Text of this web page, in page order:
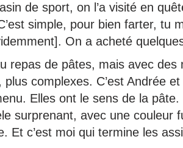
de sport, on l’a visité en
simple, pour bien farter, tu
On a acheté
repas de pâtes, mais avec des
plus complexes. C’est Andrée
Elles ont le sens de la
surprenant, avec une couleur
Et c’est moi qui termine les